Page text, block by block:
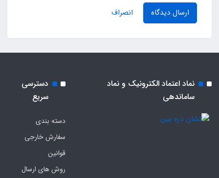
ارسال دیدگاه انصراف
نماد اعتماد الکترونیک و نماد
ساماندهی
دسترسی
سریع
دسته بندی
سفارش خارجی
قوانین
روش های ارسال